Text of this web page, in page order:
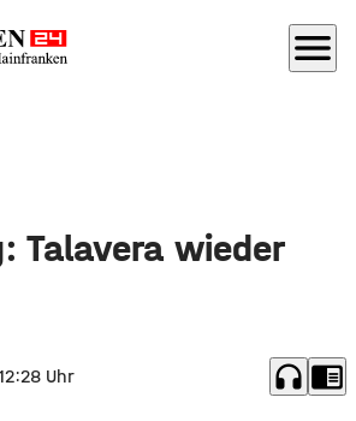
menu
Talavera wieder
Uhr headphones chrome_reader_mode